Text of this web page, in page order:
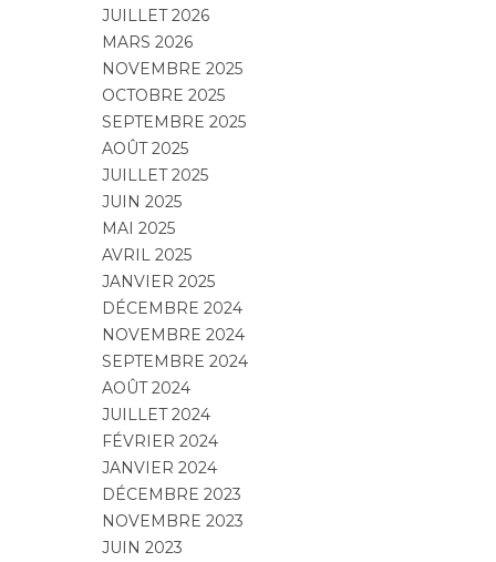
JUILLET 2026
MARS 2026
NOVEMBRE 2025
OCTOBRE 2025
SEPTEMBRE 2025
AOÛT 2025
JUILLET 2025
JUIN 2025
MAI 2025
AVRIL 2025
JANVIER 2025
DÉCEMBRE 2024
NOVEMBRE 2024
SEPTEMBRE 2024
AOÛT 2024
JUILLET 2024
FÉVRIER 2024
JANVIER 2024
DÉCEMBRE 2023
NOVEMBRE 2023
JUIN 2023